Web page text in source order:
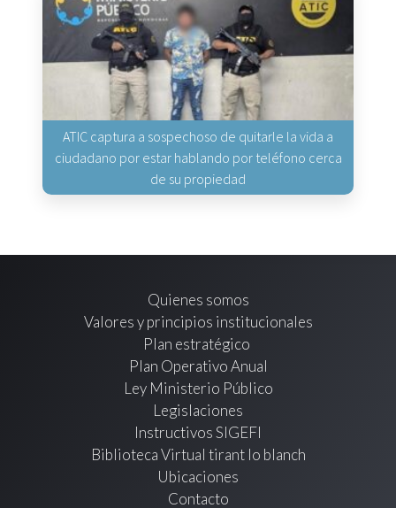
ATIC captura a sospechoso de quitarle la vida a
ciudadano por estar hablando por teléfono cerca
de su propiedad
Quienes somos
Valores y principios institucionales
Plan estratégico
Plan Operativo Anual
Ley Ministerio Público
Legislaciones
Instructivos SIGEFI
Biblioteca Virtual tirant lo blanch
Ubicaciones
Contacto